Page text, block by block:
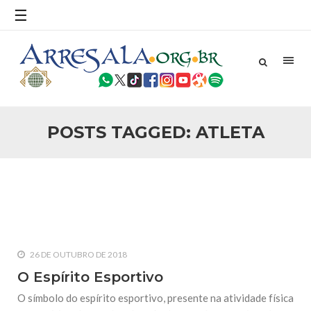
☰
POSTS TAGGED: ATLETA
do terrorismo não
25 DE SETEMBRO DE 2010
Necessárias Considerações Sobre o
Conflito
Por: Ahmed Ismail Introdução O presente artigo resume as
Em nome de Deus, O Clemente, O Misericordioso! O Centro
Islâmico no Brasil parabeniza a nação islâmica pela chegada
no ano novo muçulmano de 1435 Hejrita. Desejamos a
26 DE OUTUBRO DE 2018
O Espírito Esportivo
O símbolo do espírito esportivo, presente na atividade física